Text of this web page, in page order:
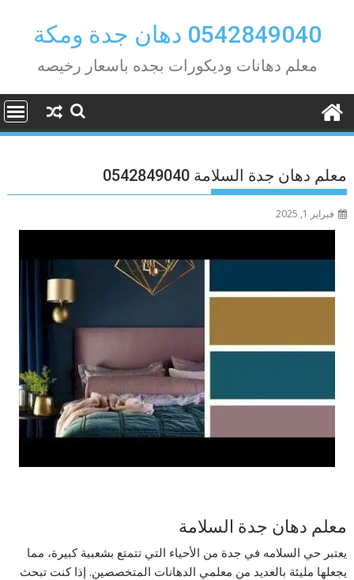
content0542849040 دهان جدة ومكة
معلم دهانات وديكورات بجده باسعار رخيصه
معلم دهان جدة السلامة 0542849040
فبراير 1, 2025
معلم دهان جدة السلامة
يعتبر حي السلامه في جدة من الأحياء التي تتمتع بشعبية كبيرة، مما
يجعلها مليئة بالعديد من معلمي الدهانات المتخصصين. إذا كنت تبحث